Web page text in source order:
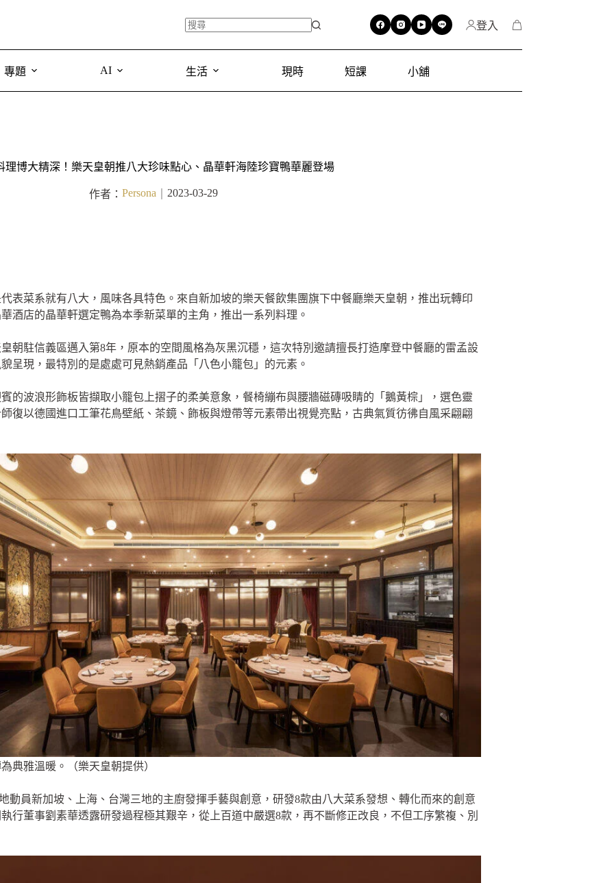
登入
專題 AI 生活 現時 短課 小舖
理博大精深！樂天皇朝推八大珍味點心、晶華軒海陸珍寶鴨華麗登場
作者： Persona 2023-03-29
表菜系就有八大，風味各具特色。來自新加坡的樂天餐飲集團旗下中餐廳樂天皇朝，推出玩轉印
酒店的晶華軒選定鴨為本季新菜單的主角，推出一系列料理。
朝駐信義區邁入第8年，原本的空間風格為灰黑沉穩，這次特別邀請擅長打造摩登中餐廳的雷孟設
呈現，最特別的是處處可見熱銷產品「八色小籠包」的元素。
的波浪形飾板皆擷取小籠包上摺子的柔美意象，餐椅繃布與腰牆磁磚吸睛的「鵝黃棕」，選色靈
復以德國進口工筆花鳥壁紙、茶鏡、飾板與燈帶等元素帶出視覺亮點，古典氣質彷彿自風采翩翩
典雅溫暖。（樂天皇朝提供）
動員新加坡、上海、台灣三地的主廚發揮手藝與創意，研發8款由八大菜系發想、轉化而來的創意
行董事劉素華透露研發過程極其艱辛，從上百道中嚴選8款，再不斷修正改良，不但工序繁複、別